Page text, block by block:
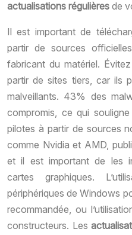
actualisations régulières de
Il est important de
partir de sources
fabricant du matériel.
partir de sites tiers, car ils
malveillants. 43% des
compromis, ce qui
pilotes à partir de sources
comme Nvidia et AMD,
et il est important de les
cartes graphiques.
périphériques de Windows
recommandée, ou
constructeurs. Les